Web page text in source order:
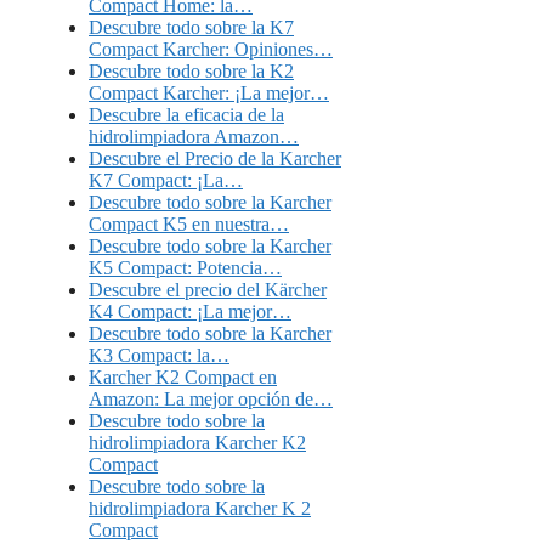
Compact Home: la…
Descubre todo sobre la K7
Compact Karcher: Opiniones…
Descubre todo sobre la K2
Compact Karcher: ¡La mejor…
Descubre la eficacia de la
hidrolimpiadora Amazon…
Descubre el Precio de la Karcher
K7 Compact: ¡La…
Descubre todo sobre la Karcher
Compact K5 en nuestra…
Descubre todo sobre la Karcher
K5 Compact: Potencia…
Descubre el precio del Kärcher
K4 Compact: ¡La mejor…
Descubre todo sobre la Karcher
K3 Compact: la…
Karcher K2 Compact en
Amazon: La mejor opción de…
Descubre todo sobre la
hidrolimpiadora Karcher K2
Compact
Descubre todo sobre la
hidrolimpiadora Karcher K 2
Compact